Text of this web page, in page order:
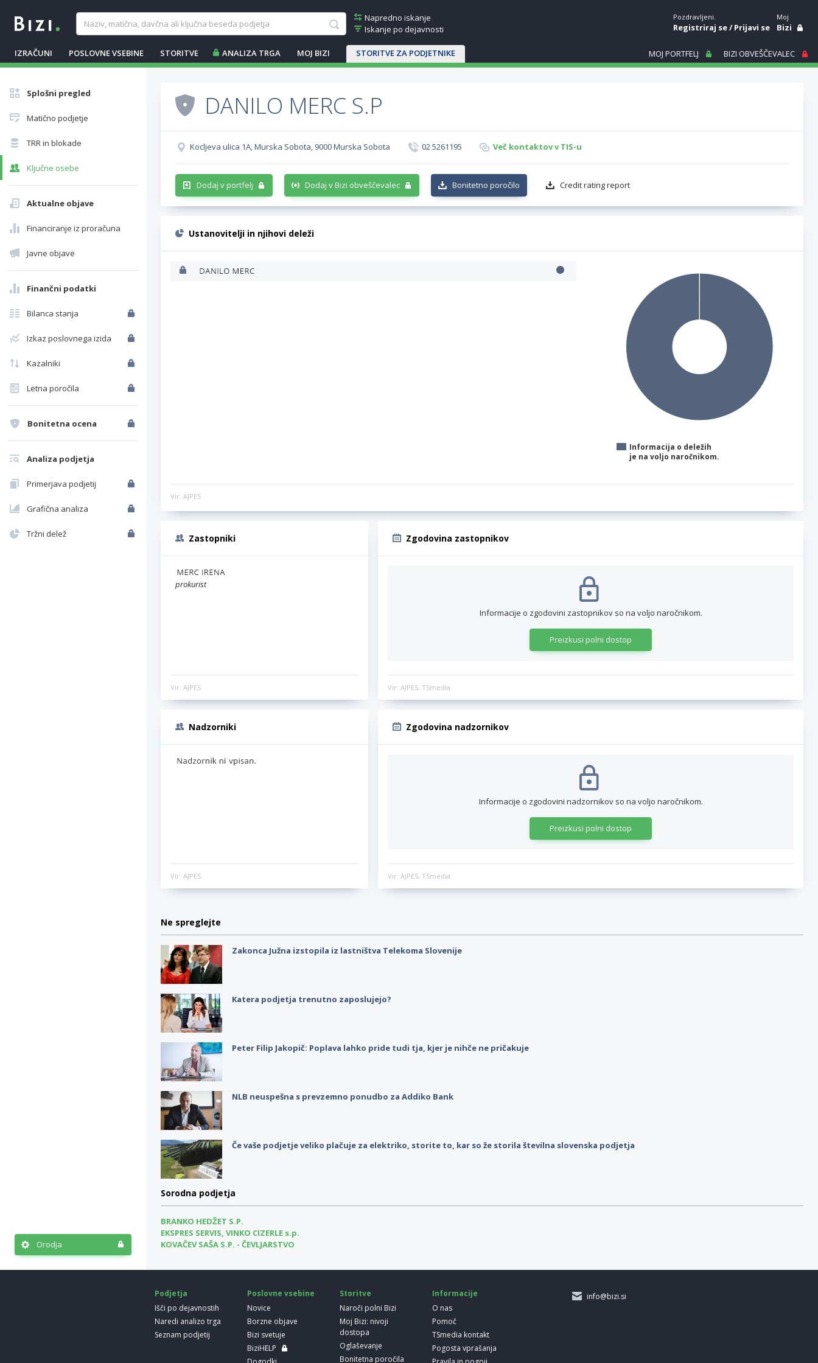
Napredno iskanje
Iskanje po dejavnosti
IZRAČUNI POSLOVNE VSEBINE STORITVE ANALIZA TRGA MOJ BIZI STORITVE ZA PODJETNIKE
Pozdravljeni.
Registriraj se/Prijavi se
Moj
Bizi
MOJ PORTFELJ BIZI OBVEŠČEVALEC
Splošni pregled
Matično podjetje
TRR in blokade
Ključne osebe
Aktualne objave
Financiranje iz proračuna
Javne objave
Finančni podatki
Bilanca stanja
Izkaz poslovnega izida
Kazalniki
Letna poročila
Bonitetna ocena
Analiza podjetja
Primerjava podjetij
Grafična analiza
Tržni delež
Orodja
DANILO MERC S.P
Kocljeva ulica 1A, Murska Sobota, 9000 Murska Sobota 02 5261195 Več kontaktov v TIS-u
Dodaj v portfelj Dodaj v Bizi obveščevalec Bonitetno poročilo Credit rating report
Ustanovitelji in njihovi deleži
Informacija o deležih
je na voljo naročnikom.
Vir: AJPES
Zastopniki
prokurist
Vir: AJPES
Zgodovina zastopnikov
Informacije o zgodovini zastopnikov so na voljo naročnikom.
Preizkusi polni dostop
Vir: AJPES, TSmedia
Nadzorniki
Vir: AJPES
Zgodovina nadzornikov
Informacije o zgodovini nadzornikov so na voljo naročnikom.
Preizkusi polni dostop
Vir: AJPES, TSmedia
Ne spreglejte
Zakonca Južna izstopila iz lastništva Telekoma Slovenije
Katera podjetja trenutno zaposlujejo?
Peter Filip Jakopič: Poplava lahko pride tudi tja, kjer je nihče ne pričakuje
NLB neuspešna s prevzemno ponudbo za Addiko Bank
Če vaše podjetje veliko plačuje za elektriko, storite to, kar so že storila številna slovenska podjetja
Sorodna podjetja
BRANKO HEDŽET S.P.
EKSPRES SERVIS, VINKO CIZERLE s.p.
KOVAČEV SAŠA S.P. - ČEVLJARSTVO
Podjetja
Išči po dejavnostih
Naredi analizo trga
Seznam podjetij
Poslovne vsebine
Novice
Borzne objave
Bizi svetuje
BiziHELP
Storitve
Naroči polni Bizi
Moj Bizi: nivoji
dostopa
Oglaševanje
Bonitetna poročila
Informacije
O nas
Pomoč
TSmedia kontakt
Pogosta vprašanja
info@bizi.si